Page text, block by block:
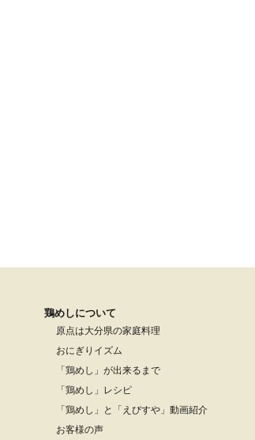
鶏めしについて
原点は大分県の家庭料理
おにぎりイズム
「鶏めし」が出来るまで
「鶏めし」レシピ
「鶏めし」と「えびすや」動画紹介
お客様の声